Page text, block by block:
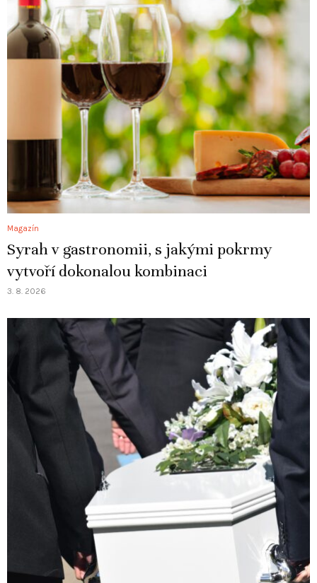
Magazín
Syrah v gastronomii, s jakými pokrmy
vytvoří dokonalou kombinaci
3. 8. 2026